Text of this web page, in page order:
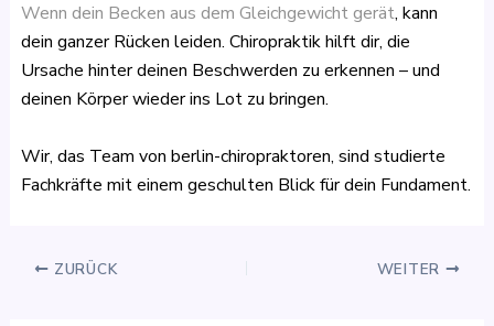
Wenn dein Becken aus dem Gleichgewicht gerät, kann
dein ganzer Rücken leiden. Chiropraktik hilft dir, die
Ursache hinter deinen Beschwerden zu erkennen – und
deinen Körper wieder ins Lot zu bringen.
Wir, das Team von berlin-chiropraktoren, sind studierte
Fachkräfte mit einem geschulten Blick für dein Fundament.
ZURÜCK WEITER